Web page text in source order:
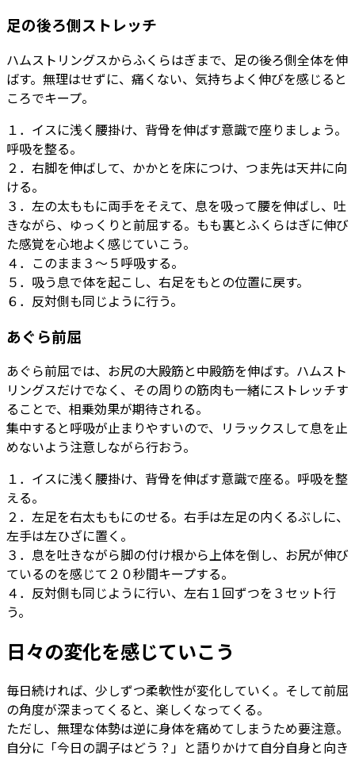
足の後ろ側ストレッチ
ハムストリングスからふくらはぎまで、足の後ろ側全体を伸
ばす。無理はせずに、痛くない、気持ちよく伸びを感じると
ころでキープ。
１．イスに浅く腰掛け、背骨を伸ばす意識で座りましょう。
呼吸を整る。
２．右脚を伸ばして、かかとを床につけ、つま先は天井に向
ける。
３．左の太ももに両手をそえて、息を吸って腰を伸ばし、吐
きながら、ゆっくりと前屈する。もも裏とふくらはぎに伸び
た感覚を心地よく感じていこう。
４．このまま３～５呼吸する。
５．吸う息で体を起こし、右足をもとの位置に戻す。
６．反対側も同じように行う。
あぐら前屈
あぐら前屈では、お尻の大殿筋と中殿筋を伸ばす。ハムスト
リングスだけでなく、その周りの筋肉も一緒にストレッチす
ることで、相乗効果が期待される。
集中すると呼吸が止まりやすいので、リラックスして息を止
めないよう注意しながら行おう。
１．イスに浅く腰掛け、背骨を伸ばす意識で座る。呼吸を整
える。
２．左足を右太ももにのせる。右手は左足の内くるぶしに、
左手は左ひざに置く。
３．息を吐きながら脚の付け根から上体を倒し、お尻が伸び
ているのを感じて２０秒間キープする。
４．反対側も同じように行い、左右１回ずつを３セット行
う。
日々の変化を感じていこう
毎日続ければ、少しずつ柔軟性が変化していく。そして前屈
の角度が深まってくると、楽しくなってくる。
ただし、無理な体勢は逆に身体を痛めてしまうため要注意。
自分に「今日の調子はどう？」と語りかけて自分自身と向き